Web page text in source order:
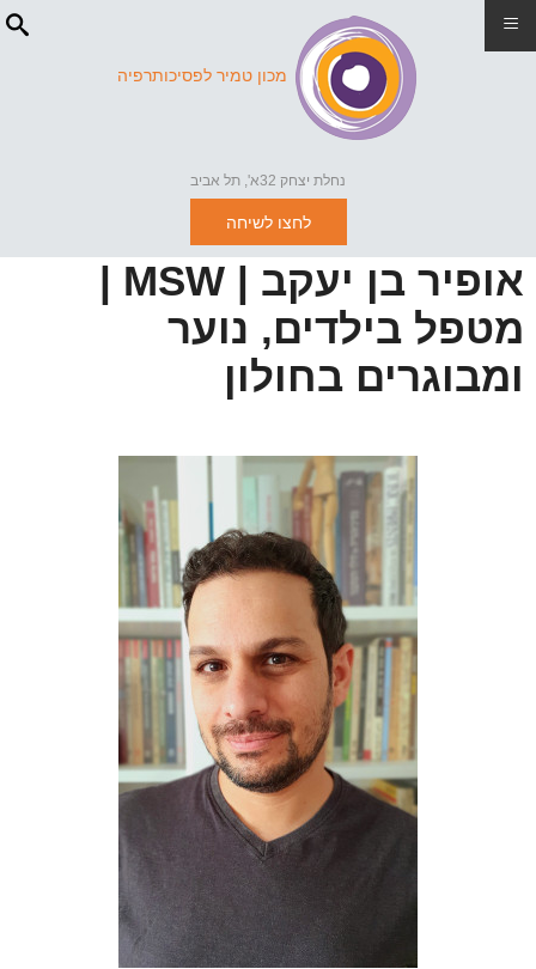
מכון טמיר לפסיכותרפיה
נחלת יצחק 32א', תל אביב
לחצו לשיחה
אופיר בן יעקב | MSW |
מטפל בילדים, נוער
ומבוגרים בחולון
≡